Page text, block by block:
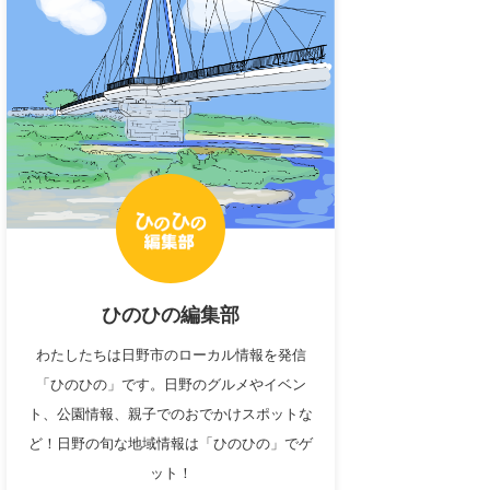
ひのひの編集部
わたしたちは日野市のローカル情報を発信
「ひのひの」です。日野のグルメやイベン
ト、公園情報、親子でのおでかけスポットな
ど！日野の旬な地域情報は「ひのひの」でゲ
ット！